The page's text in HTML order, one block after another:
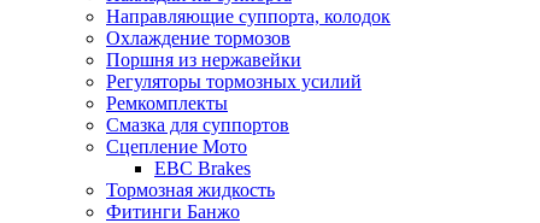
Направляющие суппорта, колодок
Охлаждение тормозов
Поршня из нержавейки
Регуляторы тормозных усилий
Ремкомплекты
Смазка для суппортов
Сцепление Мото
EBC Brakes
Тормозная жидкость
Фитинги Банжо